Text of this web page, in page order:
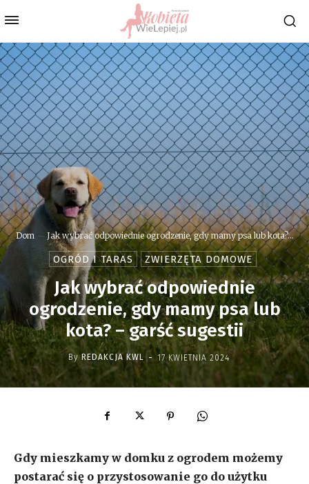
Dom Jak wybrać odpowiednie ogrodzenie, gdy mamy psa lub kota?...
OGRÓD I TARAS ZWIERZĘTA DOMOWE
Jak wybrać odpowiednie
ogrodzenie, gdy mamy psa lub
kota? – garść sugestii
By REDAKCJA KWL - 17 KWIETNIA 2024
Gdy mieszkamy w domku z ogrodem możemy
postarać się o przystosowanie go do użytku